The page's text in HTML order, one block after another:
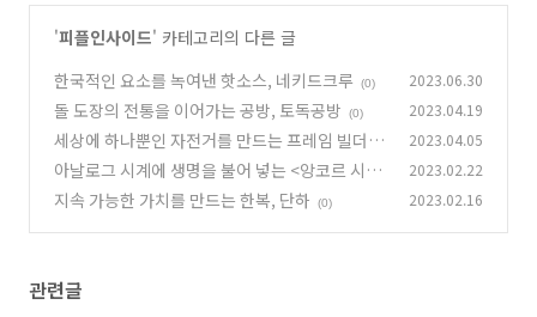
'피플인사이드' 카테고리의 다른 글
한국적인 요소를 녹여낸 핫소스, 네키드크루
(0) 2023.06.30
돌 도장의 전통을 이어가는 공방, 토독공방 (0) 2023.04.19
세상에 하나뿐인 자전거를 만드는 프레임 빌더,
루키 바이크
(1)
2023.04.05
아날로그 시계에 생명을 불어 넣는 <앙코르 시계
복원 작업장> (0)
2023.02.22
지속 가능한 가치를 만드는 한복, 단하 (0) 2023.02.16
관련글